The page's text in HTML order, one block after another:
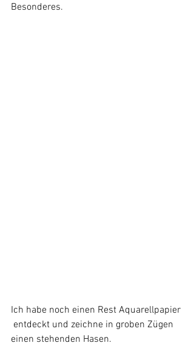
Besonderes.
Ich habe noch einen Rest Aquarellpapier
entdeckt und zeichne in groben Zügen
einen stehenden Hasen.